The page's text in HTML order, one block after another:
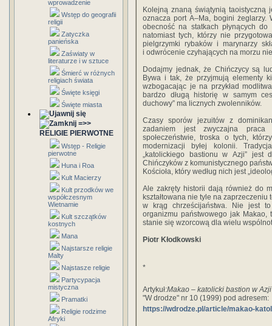
wprowadzenie
Wstęp do geografii
religii
Zatyczka
panieńska
Zaświaty w
literaturze i w sztuce
Śmierć w różnych
religiach świata
Święte księgi
Święte miasta
=>>
RELIGIE PIERWOTNE
Wstęp - Religie
pierwotne
Huna i Roa
Kult Macierzy
Kult przodków we
współczesnym
Wietnamie
Kult szczątków
kostnych
Mana
Najstarsze religie
Malty
Najstasze religie
Partycypacja
mistyczna
Pramatki
Religie rodzime
Afryki
Kolejną znaną świątynią taoistyczną
oznacza port A–Ma, bogini żeglarzy.
obecność na statkach płynących do
natomiast tych, którzy nie
pielgrzymki rybaków i marynarzy
i odwrócenie czyhających na morzu
Dodajmy jednak, że Chińczycy są
Bywa i tak, że przyjmują elementy
wzbogacając je na przykład
bardzo długą historię w samym
duchowy” ma licznych zwolenników.
Czasy sporów jezuitów z
zadaniem jest zwyczajna praca
społeczeństwie, troska o tych,
modernizacji byłej kolonii.
„katolickiego bastionu w Azji”
Chińczyków z komunistycznego
Kościoła, który według nich jest
Ale zakręty historii dają również do
kształtowana nie tyle na
w krąg chrześcijaństwa. Nie jest
organizmu państwowego jak
stanie się wzorcową dla wielu
Piotr Kłodkowski
*
Artykuł:Makao – katolicki bastion w Azji
"W drodze" nr 10 (1999) pod adresem:
https://wdrodze.pl/article/makao-